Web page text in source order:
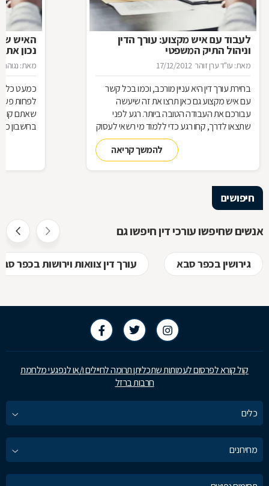
לעבוד עם איש מקצוע: עורך הדין
וניהול התיק המשפטי
מאת: עו"ד ערן זוהר 17/12/2012
בחירת עורך דין היא עניין מורכב, וכמו בכל קשר
עם איש מקצוע גם כאן תרצו את זה שיעשה
עבורכם את העבודה הטובה ביותר. רגע לפני
שתצאו לדרך, קחו רגע כדי ללמוד מי רשאי לעסוק
בעריכת דין ומה הידע הבסיסי הנדרש כדי לטפל
להמשך קריאה
האיש
נכון את
מאת: נגוהה
כמעט כל
לפחות
שאתם
בחשבון
חיפושים
אנשים שחיפשו עורכי דין חיפשו גם
גירושין בכפר סבא עורך דין צוואות וירושות בכפר
קול קורא לפרסום לעמותות שתכליתן תרומה לחיילים ו/או לנפגעי מלחמת
חרבות ברזל
כלים
מחירונים